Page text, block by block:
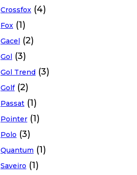
Crossfox (4)
Fox (1)
Gacel (2)
Gol (3)
Gol Trend (3)
Golf (2)
Passat (1)
Pointer (1)
Polo (3)
Quantum (1)
Saveiro (1)